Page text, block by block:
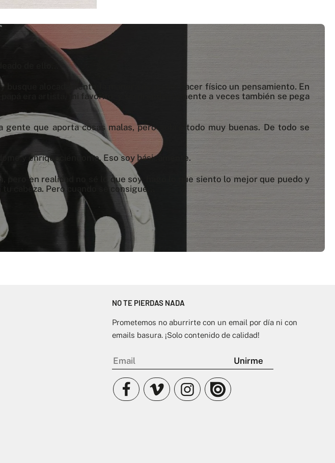
de ello...
alocadamente la manera de poder hacer físico un pensamiento. En
era artista, mi favorito, y sorprendentemente a veces también se pega
que aporta cosas malas, pero sobre todo muy buenas. De todo se
y enriqueciéndome. Eso soy básicamente.
en realidad no sé lo que soy, hago lo que siento lo mejor que puedo y
cabeza. Pero cuando se consigue...
NO TE PIERDAS NADA
Prometemos no aburrirte con un email por día ni con
emails basura. ¡Solo contenido de calidad!